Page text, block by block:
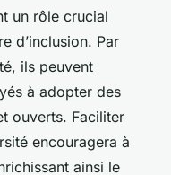
un rôle crucial
d’inclusion. Par
ils peuvent
à adopter des
ouverts. Faciliter
encouragera à
ainsi le